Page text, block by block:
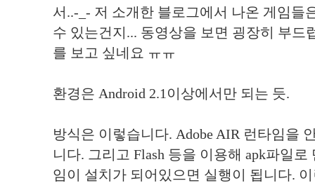
서..-_- 저 소개한 블로그에서 나온 게임들
수 있는건지... 동영상을 보면 굉장히 부드
를 보고 싶네요 ㅠㅠ
환경은 Android 2.1이상에서만 되는 듯.
방식은 이렇습니다. Adobe AIR 런타임을
니다. 그리고 Flash 등을 이용해 apk파일
임이 설치가 되어있으면 실행이 됩니다.